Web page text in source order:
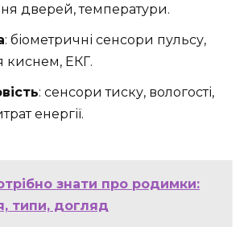
дверей, температури.
: біометричні сенсори пульсу,
киснем, ЕКГ.
: сенсори тиску, вологості,
енергії.
знати про родимки:
типи, догляд